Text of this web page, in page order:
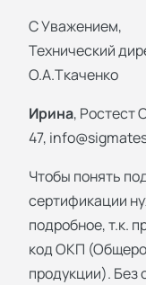
С Уважением,
Технический
О.А.Ткаченко
Ирина, Ростест
47,
Чтобы понять
сертификации
подробное, т.к.
код ОКП
продукции). Без